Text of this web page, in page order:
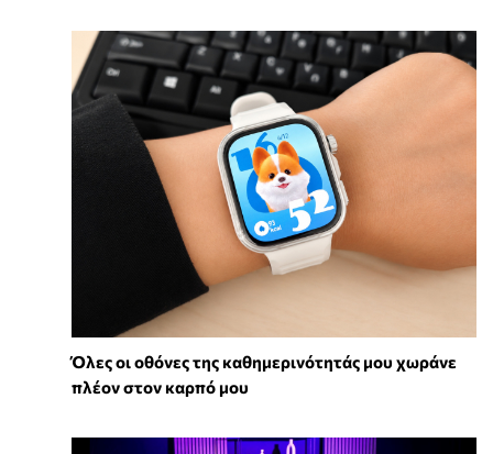
Όλες οι οθόνες της καθημερινότητάς μου χωράνε
πλέον στον καρπό μου